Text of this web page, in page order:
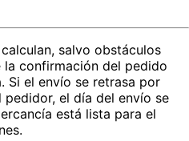
salvo obstáculos
confirmación del pedido
Si el envío se retrasa por
el día del envío se
está lista para el